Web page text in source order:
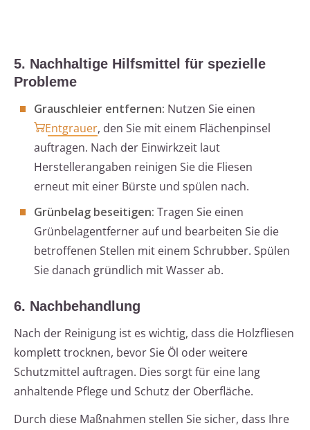
5. Nachhaltige Hilfsmittel für spezielle
Probleme
Grauschleier entfernen: Nutzen Sie einen
Entgrauer, den Sie mit einem Flächenpinsel
auftragen. Nach der Einwirkzeit laut
Herstellerangaben reinigen Sie die Fliesen
erneut mit einer Bürste und spülen nach.
Grünbelag beseitigen: Tragen Sie einen
Grünbelagentferner auf und bearbeiten Sie die
betroffenen Stellen mit einem Schrubber. Spülen
Sie danach gründlich mit Wasser ab.
6. Nachbehandlung
Nach der Reinigung ist es wichtig, dass die Holzfliesen
komplett trocknen, bevor Sie Öl oder weitere
Schutzmittel auftragen. Dies sorgt für eine lang
anhaltende Pflege und Schutz der Oberfläche.
Durch diese Maßnahmen stellen Sie sicher, dass Ihre